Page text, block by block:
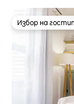
Избор на
Избор на